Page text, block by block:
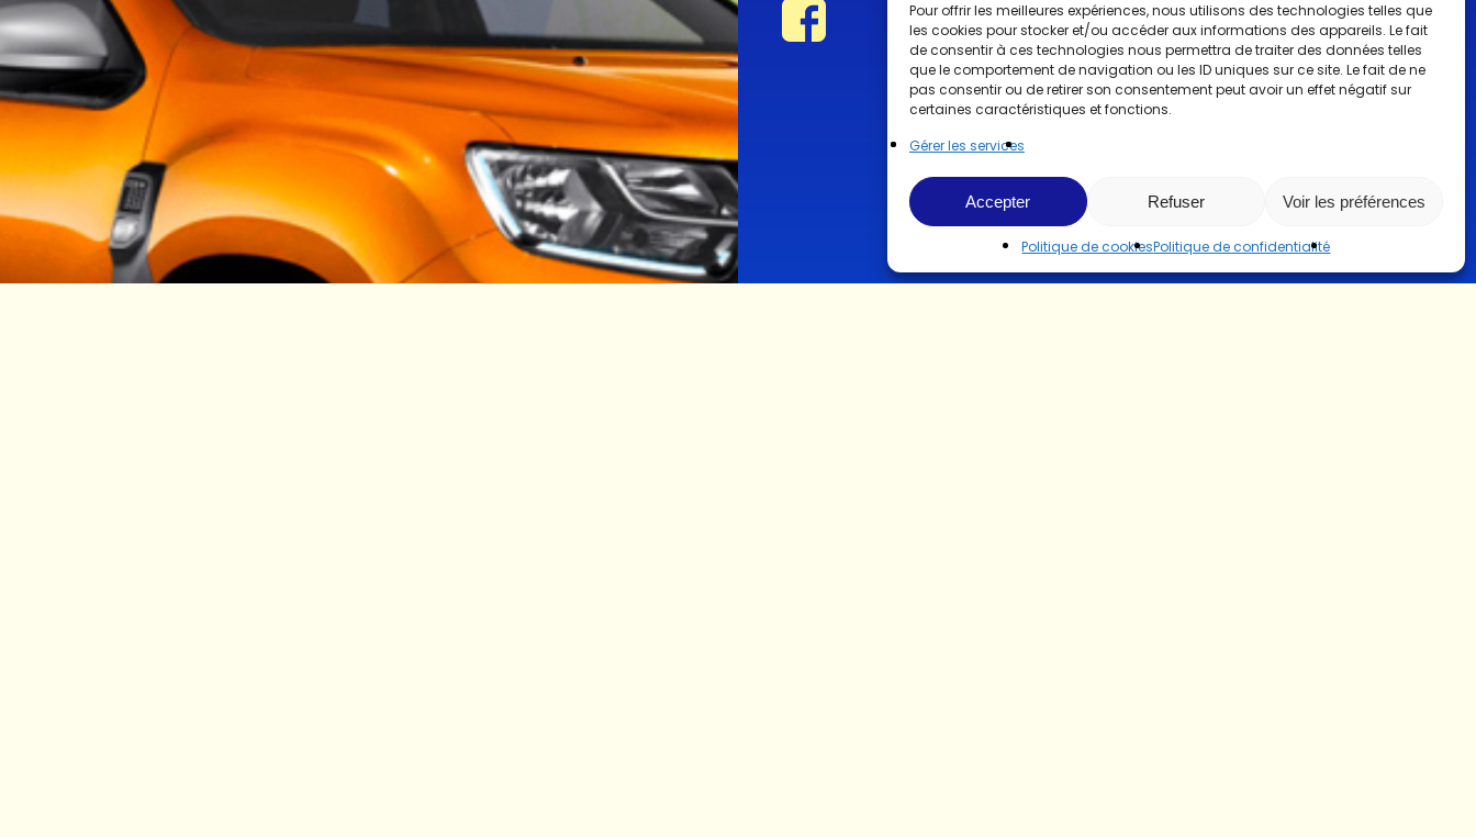
Pour offrir les meilleures expériences, nous utilisons des technologies telles que
les cookies pour stocker et/ou accéder aux informations des appareils. Le fait
de consentir à ces technologies nous permettra de traiter des données telles
que le comportement de navigation ou les ID uniques sur ce site. Le fait de ne
pas consentir ou de retirer son consentement peut avoir un effet négatif sur
certaines caractéristiques et fonctions.
Gérer les services
Accepter Refuser Voir les préférences
Politique de cookiesPolitique de confidentialité
@2022CopyrightTurboCar